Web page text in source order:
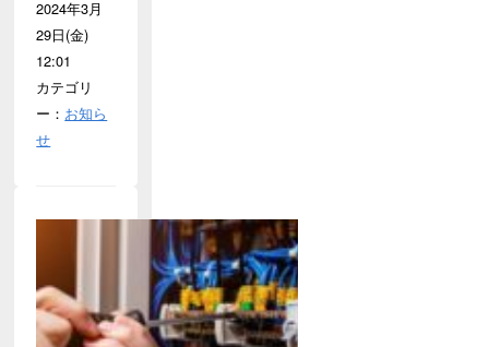
2024年3月
29日(金)
12:01
カテゴリ
ー： お知ら
せ